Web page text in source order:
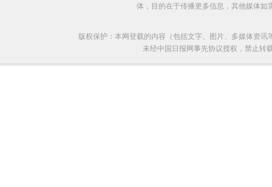
体，目的在于传播更多信息，其他媒体
版权保护：本网登载的内容（包括文字、图片、多媒体资
未经中国日报网事先协议授权，禁止转